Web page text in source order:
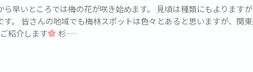
ら早いところでは梅の花が咲き始めます。 見頃は種類にもよります
す。 皆さんの地域でも梅林スポットは色々とあると思いますが、関
紹介します
杉 …